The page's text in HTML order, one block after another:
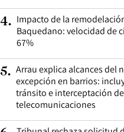
4. Impacto de la
Baquedano: velocidad de
67%
5. Arrau explica alcances del
excepción en barrios:
tránsito e interceptación de
telecomunicaciones